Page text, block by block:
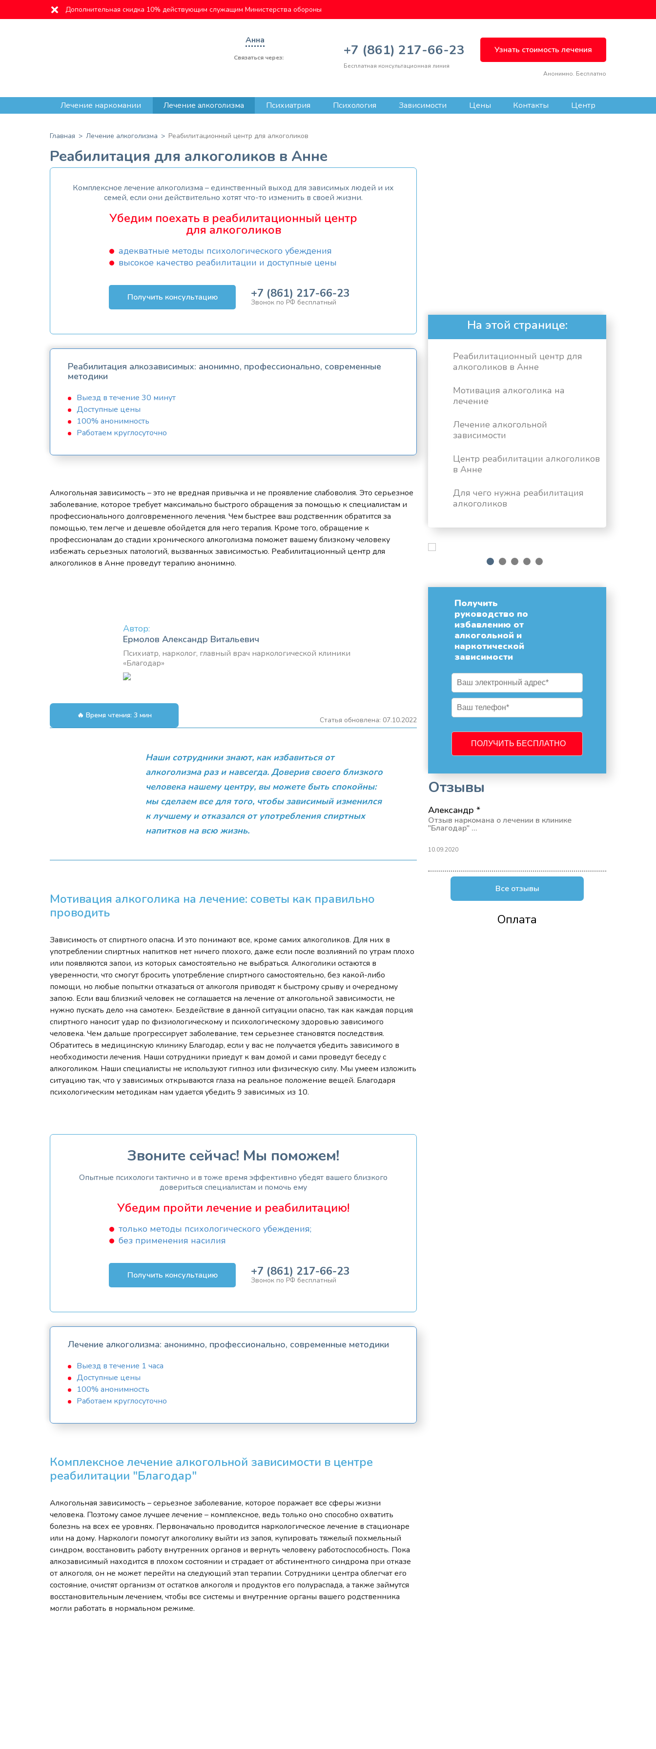
Дополнительная скидка 10% действующим служащим Министерства обороны
Анна
Связаться через: +7 (861) 217-66-23
Бесплатная консультационная линия
Узнать стоимость лечения
Анонимно. Бесплатно
Лечение наркомании Лечение алкоголизма Психиатрия Психология Зависимости Цены Контакты
Центр
Главная Лечение алкоголизма Реабилитационный центр для алкоголиков
Реабилитация для алкоголиков в Анне
Комплексное лечение алкоголизма – единственный выход для зависимых людей и их
семей, если они действительно хотят что-то изменить в своей жизни.
Убедим поехать в реабилитационный центр
для алкоголиков
адекватные методы психологического убеждения
высокое качество реабилитации и доступные цены
Получить консультацию +7 (861) 217-66-23
Звонок по РФ бесплатный
Реабилитация алкозависимых: анонимно, профессионально, современные
методики
Выезд в течение 30 минут
Доступные цены
100% анонимность
Работаем круглосуточно
Алкогольная зависимость – это не вредная привычка и не проявление слабоволия. Это серьезное
заболевание, которое требует максимально быстрого обращения за помощью к специалистам и
профессионального долговременного лечения. Чем быстрее ваш родственник обратится за
помощью, тем легче и дешевле обойдется для него терапия. Кроме того, обращение к
профессионалам до стадии хронического алкоголизма поможет вашему близкому человеку
избежать серьезных патологий, вызванных зависимостью. Реабилитационный центр для
алкоголиков в Анне проведут терапию анонимно.
Автор:
Ермолов Александр Витальевич
Психиатр, нарколог, главный врач наркологической клиники
«Благодар»
🔥 Время чтения: 3 мин
Статья обновлена: 07.10.2022
Наши сотрудники знают, как избавиться от
алкоголизма раз и навсегда. Доверив своего близкого
человеканашему центру, вы можете быть спокойны:
мы сделаем все для того, чтобы зависимый изменился
к лучшему и отказался от употребления спиртных
напитков на всю жизнь.
Мотивация алкоголика на лечение: советы как правильно
проводить
Зависимость от спиртного опасна. И это понимают все, кроме самих алкоголиков. Для них в
употреблении спиртных напитков нет ничего плохого, даже если после возлияний по утрам плохо
или появляются запои, из которых самостоятельно не выбраться. Алкоголики остаются в
уверенности, что смогут бросить употребление спиртного самостоятельно, без какой-либо
помощи, но любые попытки отказаться от алкоголя приводят к быстрому срыву и очередному
запою. Если ваш близкий человек не соглашается на лечение от алкогольной зависимости, не
нужно пускать дело «на самотек». Бездействие в данной ситуации опасно, так как каждая порция
спиртного наносит удар по физиологическому и психологическому здоровью зависимого
человека. Чем дальше прогрессирует заболевание, тем серьезнее становятся последствия.
Обратитесь в медицинскую клинику Благодар, если у вас не получается убедить зависимого в
необходимости лечения. Наши сотрудники приедут к вам домой и сами проведут беседу с
алкоголиком. Наши специалисты не используют гипноз или физическую силу. Мы умеем изложить
ситуацию так, что у зависимых открываются глаза на реальное положение вещей. Благодаря
психологическим методикам нам удается убедить 9 зависимых из 10.
Звоните сейчас! Мы поможем!
Опытные психологи тактично и в тоже время эффективно убедят вашего близкого
довериться специалистам и помочь ему
Убедим пройти лечение и реабилитацию!
только методы психологического убеждения;
без применения насилия
Получить консультацию +7 (861) 217-66-23
Звонок по РФ бесплатный
Лечение алкоголизма: анонимно, профессионально, современные методики
Выезд в течение 1 часа
Доступные цены
100% анонимность
Работаем круглосуточно
Комплексное лечение алкогольной зависимости в центре
реабилитации "Благодар"
Алкогольная зависимость – серьезное заболевание, которое поражает все сферы жизни
человека. Поэтому самое лучшее лечение – комплексное, ведь только оно способно охватить
болезнь на всех ее уровнях. Первоначально проводится наркологическое лечение в стационаре
или на дому. Наркологи помогут алкоголику выйти из запоя, купировать тяжелый похмельный
синдром, восстановить работу внутренних органов и вернуть человеку работоспособность. Пока
алкозависимый находится в плохом состоянии и страдает от абстинентного синдрома при отказе
от алкоголя, он не может перейти на следующий этап терапии. Сотрудники центра облегчат его
состояние, очистят организм от остатков алкоголя и продуктов его полураспада, а также займутся
восстановительным лечением, чтобы все системы и внутренние органы вашего родственника
могли работать в нормальном режиме.
На этой странице:
Реабилитационный центр для
алкоголиков в Анне
Мотивация алкоголика на
лечение
Лечение алкогольной
зависимости
Центр реабилитации алкоголиков
в Анне
Для чего нужна реабилитация
алкоголиков
1 2 3 4 5
Получить
руководство по
избавлению от
алкогольной и
наркотической
зависимости
Отзывы
Александр *
Отзыв наркомана о лечении в клинике
"Благодар" ...
10.09.2020
Все отзывы
Оплата